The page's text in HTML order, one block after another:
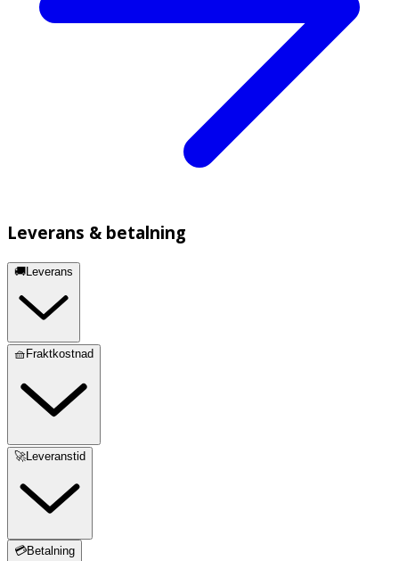
Leverans & betalning
🚚Leverans
🧺Fraktkostnad
🚀Leveranstid
💳Betalning